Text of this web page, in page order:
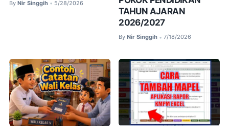
By Nir Singgih • 5/28/2026
TAHUN AJARAN
2026/2027
By Nir Singgih • 7/18/2026